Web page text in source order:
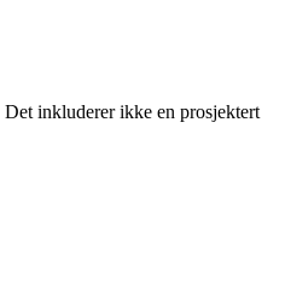
inkluderer ikke en prosjektert